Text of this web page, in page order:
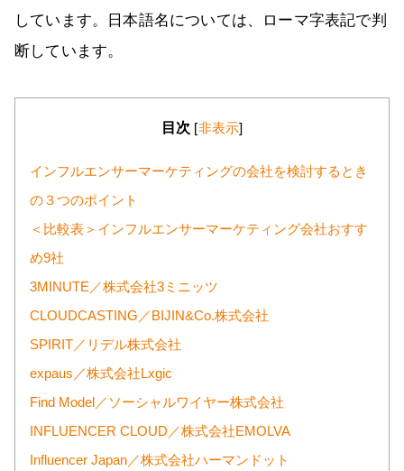
しています。日本語名については、ローマ字表記で判
断しています。
目次 [非表示]
インフルエンサーマーケティングの会社を検討するとき
の３つのポイント
＜比較表＞インフルエンサーマーケティング会社おすす
め9社
3MINUTE／株式会社3ミニッツ
CLOUDCASTING／BIJIN&Co.株式会社
SPIRIT／リデル株式会社
expaus／株式会社Lxgic
Find Model／ソーシャルワイヤー株式会社
INFLUENCER CLOUD／株式会社EMOLVA
Influencer Japan／株式会社ハーマンドット